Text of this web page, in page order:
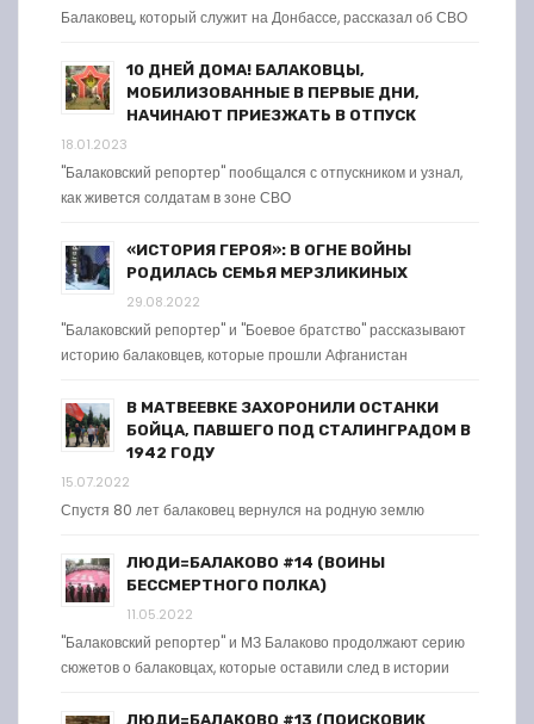
Балаковец, который служит на Донбассе, рассказал об СВО
10 ДНЕЙ ДОМА! БАЛАКОВЦЫ,
МОБИЛИЗОВАННЫЕ В ПЕРВЫЕ ДНИ,
НАЧИНАЮТ ПРИЕЗЖАТЬ В ОТПУСК
18.01.2023
"Балаковский репортер" пообщался с отпускником и узнал,
как живется солдатам в зоне СВО
«ИСТОРИЯ ГЕРОЯ»: В ОГНЕ ВОЙНЫ
РОДИЛАСЬ СЕМЬЯ МЕРЗЛИКИНЫХ
29.08.2022
"Балаковский репортер" и "Боевое братство" рассказывают
историю балаковцев, которые прошли Афганистан
В МАТВЕЕВКЕ ЗАХОРОНИЛИ ОСТАНКИ
БОЙЦА, ПАВШЕГО ПОД СТАЛИНГРАДОМ В
1942 ГОДУ
15.07.2022
Спустя 80 лет балаковец вернулся на родную землю
ЛЮДИ=БАЛАКОВО #14 (ВОИНЫ
БЕССМЕРТНОГО ПОЛКА)
11.05.2022
"Балаковский репортер" и МЗ Балаково продолжают серию
сюжетов о балаковцах, которые оставили след в истории
ЛЮДИ=БАЛАКОВО #13 (ПОИСКОВИК